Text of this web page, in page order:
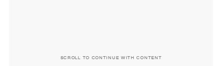
SCROLL TO CONTINUE WITH CONTENT